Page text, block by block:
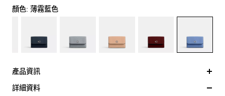
顏色: 薄霧藍色
產品資訊
詳細資料